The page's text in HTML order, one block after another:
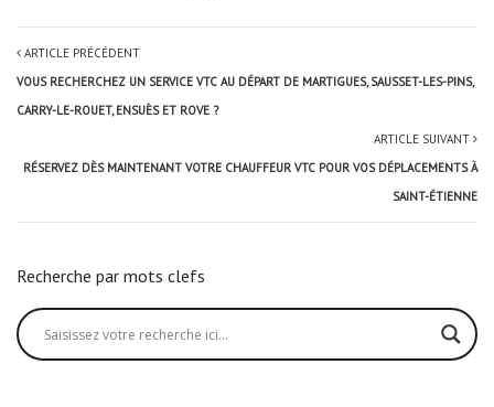
ARTICLE PRÉCÉDENT
VOUS RECHERCHEZ UN SERVICE VTC AU DÉPART DE MARTIGUES, SAUSSET-LES-PINS,
CARRY-LE-ROUET, ENSUÈS ET ROVE ?
ARTICLE SUIVANT
RÉSERVEZ DÈS MAINTENANT VOTRE CHAUFFEUR VTC POUR VOS DÉPLACEMENTS À
SAINT-ÉTIENNE
Recherche par mots clefs